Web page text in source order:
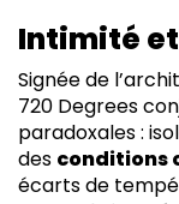
Intimité
Signée de
720 Degrees
paradoxales :
des conditions
écarts de